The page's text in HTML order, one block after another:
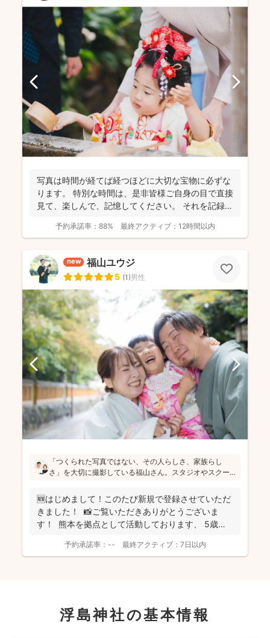
写真は時間が経てば経つほどに大切な宝物に必ずな
ります。 特別な時間は、是非皆様ご自身の目で直接
見て、楽しんで、記憶してください。 それを記録す
予約承諾率： 88% 最終アクティブ： 12時間以内
new 福山ユウジ
5 (1)男性
「つくられた写真ではない、その人らしさ、家族らし
さ」を大切に撮影している福山さん。スタジオやスクー
も安心です！お子さんの自由な雰囲気を思い出に残され
たい方にはぜひオススメします(^^)
🆕はじめまして！このたび新規で登録させていただ
きました！ 📸ご覧いただきありがとうございま
す！ 熊本を拠点として活動しております、 5歳の
予約承諾率： -- 最終アクティブ： 7日以内
浮島神社の基本情報